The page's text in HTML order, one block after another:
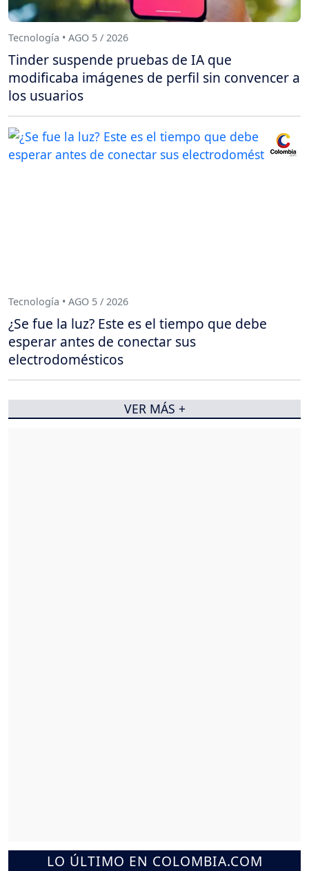
LO ÚLTIMO EN COLOMBIA.COM
Tecnología • AGO 5 / 2026
Tinder suspende pruebas de IA que
modificaba imágenes de perfil sin convencer a
los usuarios
Tecnología • AGO 5 / 2026
¿Se fue la luz? Este es el tiempo que debe
esperar antes de conectar sus
electrodomésticos
VER MÁS +